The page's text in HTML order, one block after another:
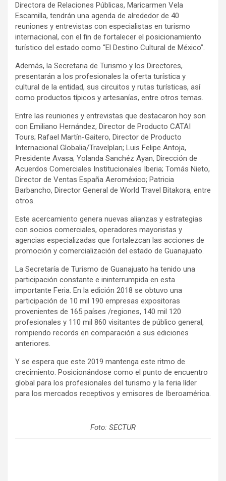
Directora de Relaciones Públicas, Maricarmen Vela
Escamilla, tendrán una agenda de alrededor de 40
reuniones y entrevistas con especialistas en turismo
internacional, con el fin de fortalecer el posicionamiento
turístico del estado como “El Destino Cultural de México”.
Además, la Secretaria de Turismo y los Directores,
presentarán a los profesionales la oferta turística y
cultural de la entidad, sus circuitos y rutas turísticas, así
como productos típicos y artesanías, entre otros temas.
Entre las reuniones y entrevistas que destacaron hoy son
con Emiliano Hernández, Director de Producto CATAI
Tours; Rafael Martín-Gaitero, Director de Producto
Internacional Globalia/Travelplan; Luis Felipe Antoja,
Presidente Avasa; Yolanda Sanchéz Ayan, Dirección de
Acuerdos Comerciales Institucionales Iberia; Tomás Nieto,
Director de Ventas España Aeroméxico; Patricia
Barbancho, Director General de World Travel Bitakora, entre
otros.
Este acercamiento genera nuevas alianzas y estrategias
con socios comerciales, operadores mayoristas y
agencias especializadas que fortalezcan las acciones de
promoción y comercialización del estado de Guanajuato.
La Secretaría de Turismo de Guanajuato ha tenido una
participación constante e ininterrumpida en esta
importante Feria. En la edición 2018 se obtuvo una
participación de 10 mil 190 empresas expositoras
provenientes de 165 países /regiones, 140 mil 120
profesionales y 110 mil 860 visitantes de público general,
rompiendo records en comparación a sus ediciones
anteriores.
Y se espera que este 2019 mantenga este ritmo de
crecimiento. Posicionándose como el punto de encuentro
global para los profesionales del turismo y la feria líder
para los mercados receptivos y emisores de Iberoamérica.
Foto: SECTUR